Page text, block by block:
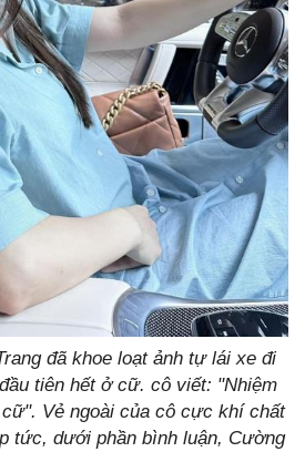
đã khoe loạt ảnh tự lái xe đi
tiên hết ở cữ. cô viết: "Nhiệm
Vẻ ngoài của cô cực khí chất
tức, dưới phần bình luận, Cường